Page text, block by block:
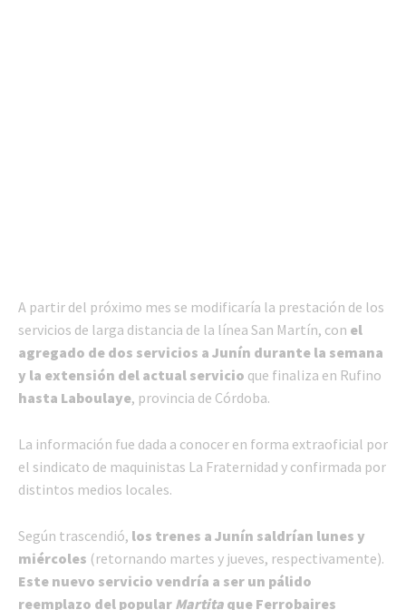
A partir del próximo mes se modificaría la prestación de los
servicios de larga distancia de la línea San Martín, con el
agregado de dos servicios a Junín durante la semana
y la extensión del actual servicio que finaliza en Rufino
hasta Laboulaye, provincia de Córdoba.
La información fue dada a conocer en forma extraoficial por
el sindicato de maquinistas La Fraternidad y confirmada por
distintos medios locales.
Según trascendió, los trenes a Junín saldrían lunes y
miércoles (retornando martes y jueves, respectivamente).
Este nuevo servicio vendría a ser un pálido
reemplazo del popular Martita que Ferrobaires